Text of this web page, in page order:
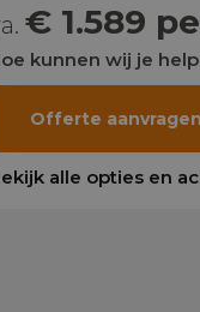
€ 1.589
kunnen wij je
Offerte aanvragen
alle opties en